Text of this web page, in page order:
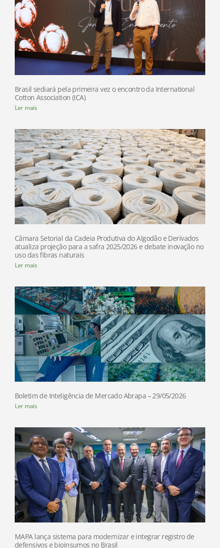
Brasil sediará pela primeira vez o encontro da International
Cotton Association (ICA)
Ler mais
Câmara Setorial da Cadeia Produtiva do Algodão e Derivados
atualiza projeção para a safra 2025/2026 e debate inovação no
uso das fibras naturais
Ler mais
Boletim de Inteligência de Mercado Abrapa – 29/05/2026
Ler mais
MAPA lança sistema para modernizar e integrar registro de
defensivos e bioinsumos no Brasil